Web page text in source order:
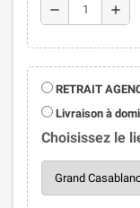
remove add
RETRAIT
Livraison à
Choisissez le